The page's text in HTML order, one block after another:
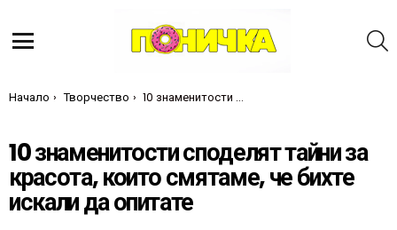
Ти си тук:
Начало Творчество 10 знаменитости споделят тайни за красота, които смятаме, че бихте искали да опитате
10 знаменитости споделят тайни за
красота, които смятаме, че бихте
искали да опитате